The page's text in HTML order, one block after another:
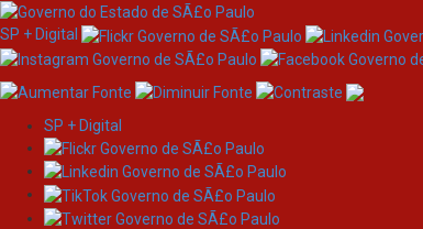
SP + Digital
SP + Digital